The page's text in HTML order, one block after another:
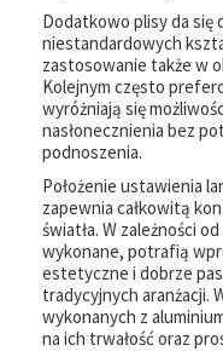
Dodatkowo plisy da się
niestandardowych
zastosowanie także w
Kolejnym często
wyróżniają się
nasłonecznienia bez
podnoszenia.
Położenie ustawienia
zapewnia całkowitą
światła. W zależności
wykonane, potrafią
estetyczne i dobrze
tradycyjnych aranżacji.
wykonanych z
na ich trwałość oraz